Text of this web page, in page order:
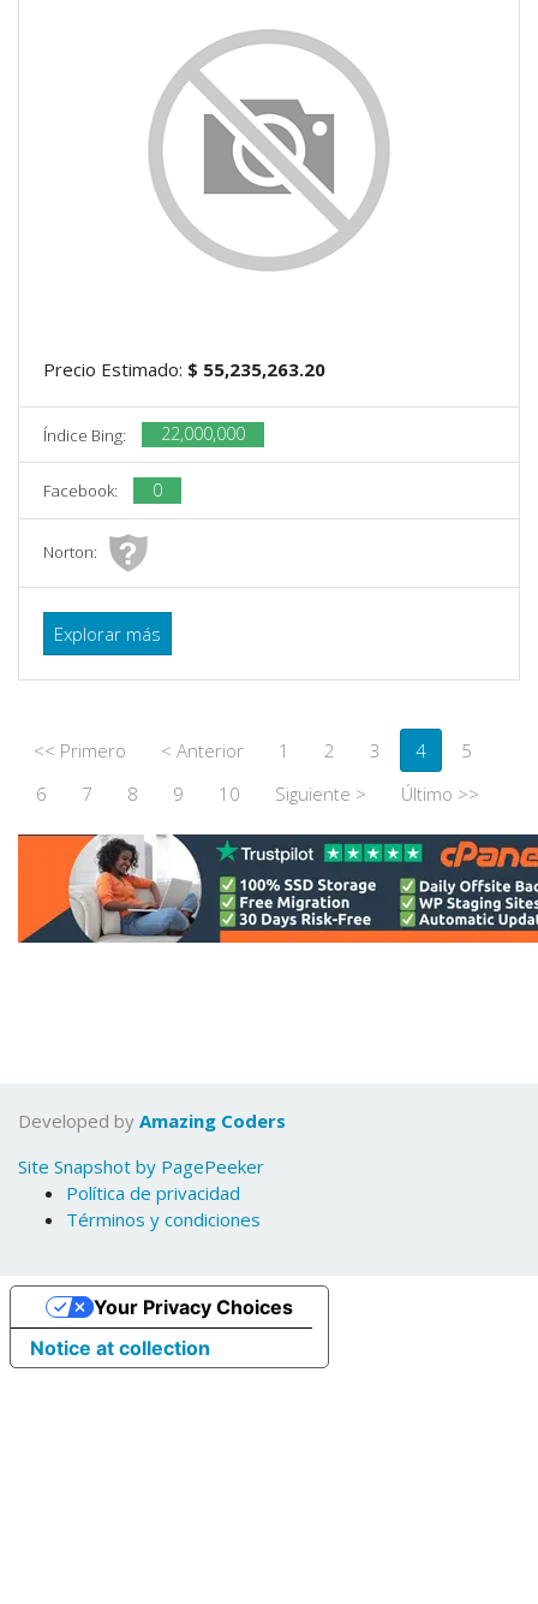
Precio Estimado: $ 55,235,263.20
Índice Bing: 22,000,000
Facebook: 0
Norton:
Explorar más
<< Primero < Anterior 1 2 3 4
5
6
7 8 9 10 Siguiente > Último >>
Developed by Amazing Coders
Site Snapshot by PagePeeker
Política de privacidad
Términos y condiciones
Notice at collection
Your Privacy Choices